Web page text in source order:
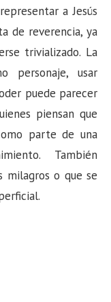
a Jesús
de reverencia, ya
trivializado. La
personaje, usar
puede parecer
piensan que
parte de una
También
milagros o que se